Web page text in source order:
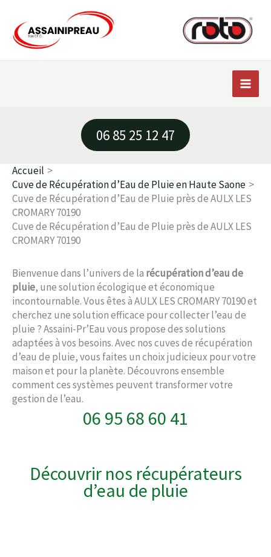
contenu
06 85 25 12 47
Accueil
Cuve de Récupération d’Eau de Pluie en Haute Saone
Cuve de Récupération d’Eau de Pluie près de AULX LES
CROMARY 70190
Cuve de Récupération d’Eau de Pluie près de AULX LES
CROMARY 70190
Bienvenue dans l’univers de la récupération d’eau de
pluie, une solution écologique et économique
incontournable. Vous êtes à AULX LES CROMARY 70190 et
cherchez une solution efficace pour collecter l’eau de
pluie ? Assaini-Pr’Eau vous propose des solutions
adaptées à vos besoins. Avec nos cuves de récupération
d’eau de pluie, vous faites un choix judicieux pour votre
maison et pour la planète. Découvrons ensemble
comment ces systèmes peuvent transformer votre
gestion de l’eau.
06 95 68 60 41
Découvrir nos récupérateurs
d’eau de pluie